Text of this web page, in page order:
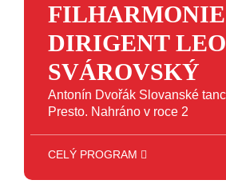
DIRIGENT
SVÁROVSKÝ
Antonín Dvořák Slovanské
Presto. Nahráno v roce 2
12:00 - 16:00
CELÝ PROGRAM